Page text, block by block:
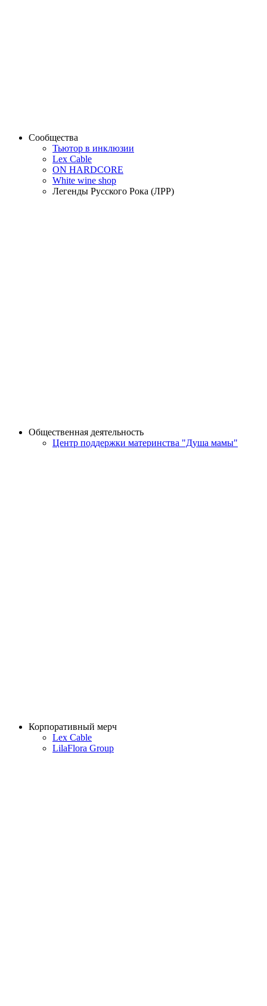
Сообщества
Тьютор в инклюзии
Lex Cable
ON HARDCORE
White wine shop
Легенды Русского Рока (ЛРР)
Общественная деятельность
Центр поддержки материнства "Душа мамы"
Корпоративный мерч
Lex Cable
LilaFlora Group